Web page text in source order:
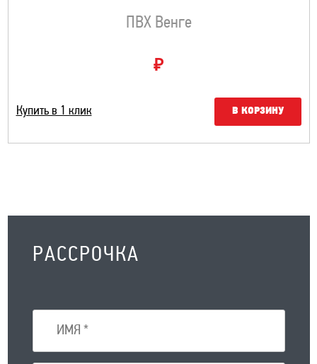
ПВХ Венге
₽
Купить в 1 клик В КОРЗИНУ
РАССРОЧКА